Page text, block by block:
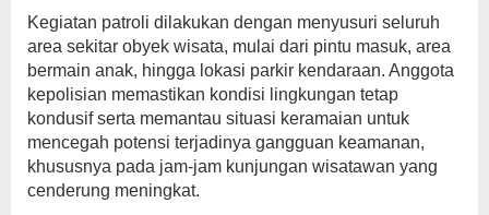
Kegiatan patroli dilakukan dengan menyusuri seluruh
area sekitar obyek wisata, mulai dari pintu masuk, area
bermain anak, hingga lokasi parkir kendaraan. Anggota
kepolisian memastikan kondisi lingkungan tetap
kondusif serta memantau situasi keramaian untuk
mencegah potensi terjadinya gangguan keamanan,
khususnya pada jam-jam kunjungan wisatawan yang
cenderung meningkat.